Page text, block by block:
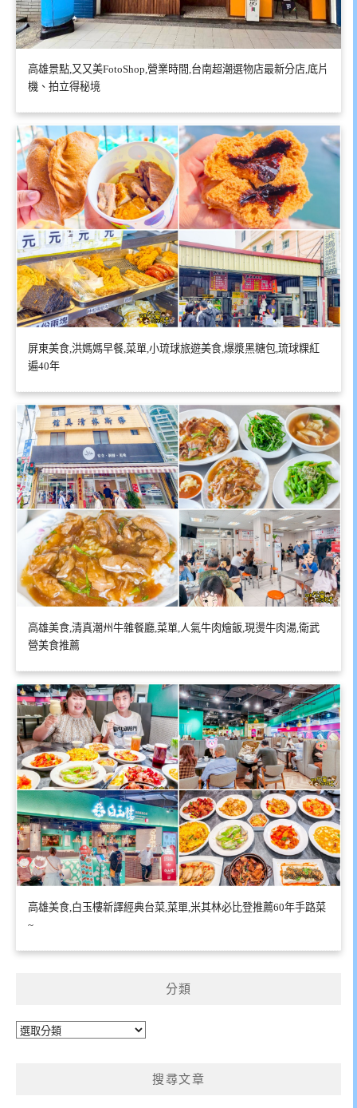
高雄景點,又又美FotoShop,營業時間,台南超潮選物店最新分店,底片
機、拍立得秘境
屏東美食,洪媽媽早餐,菜單,小琉球旅遊美食,爆漿黑糖包,琉球粿紅
遍40年
高雄美食,清真潮州牛雜餐廳,菜單,人氣牛肉燴飯,現燙牛肉湯,衛武
營美食推薦
高雄美食,白玉樓新譯經典台菜,菜單,米其林必比登推薦60年手路菜
~
分類
分
搜尋文章